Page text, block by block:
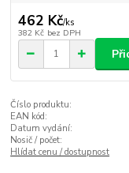
462 Kč/ks
382 Kč bez DPH
Číslo produktu:
EAN kód:
Datum vydání:
Nosič / počet:
Hlídat cenu / dostupnost